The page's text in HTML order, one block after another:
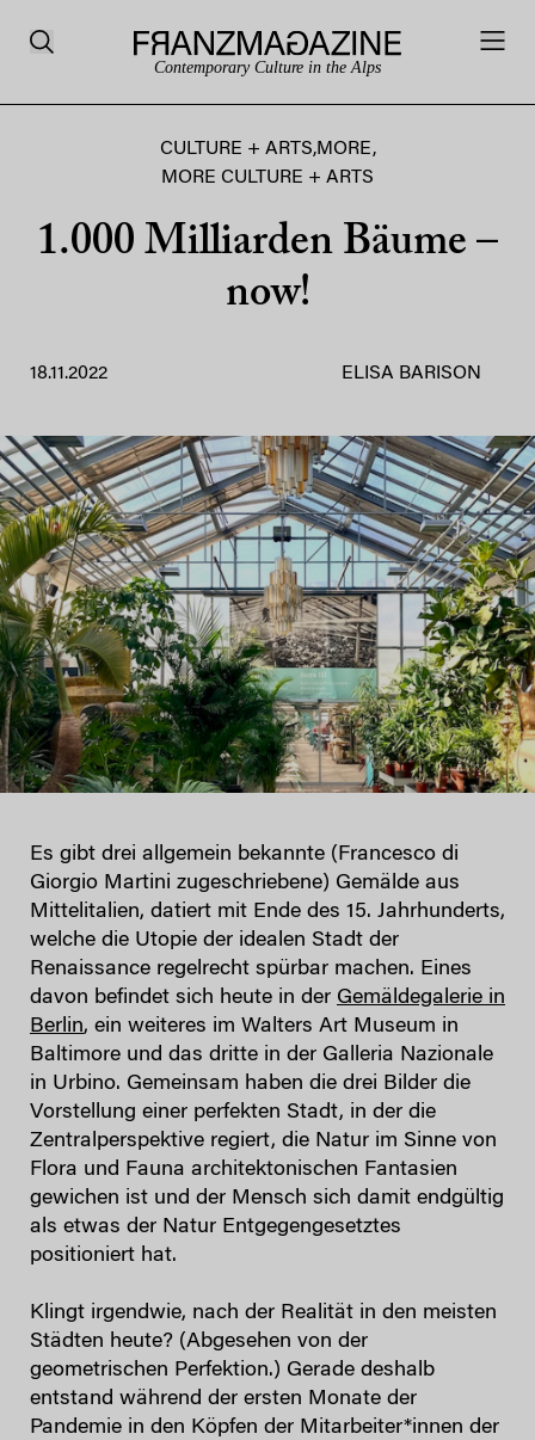
Contemporary Culture in the Alps
CULTURE + ARTS,MORE,
MORE CULTURE + ARTS
1.000 Milliarden Bäume –
now!
18.11.2022 ELISA BARISON
Es gibt drei allgemein bekannte (Francesco di
Giorgio Martini zugeschriebene) Gemälde aus
Mittelitalien, datiert mit Ende des 15. Jahrhunderts,
welche die Utopie der idealen Stadt der
Renaissance regelrecht spürbar machen. Eines
davon befindet sich heute in der Gemäldegalerie in
Berlin, ein weiteres im Walters Art Museum in
Baltimore und das dritte in der Galleria Nazionale
in Urbino. Gemeinsam haben die drei Bilder die
Vorstellung einer perfekten Stadt, in der die
Zentralperspektive regiert, die Natur im Sinne von
Flora und Fauna architektonischen Fantasien
gewichen ist und der Mensch sich damit endgültig
als etwas der Natur Entgegengesetztes
positioniert hat.
Klingt irgendwie, nach der Realität in den meisten
Städten heute? (Abgesehen von der
geometrischen Perfektion.) Gerade deshalb
entstand während der ersten Monate der
Pandemie in den Köpfen der Mitarbeiter*innen der